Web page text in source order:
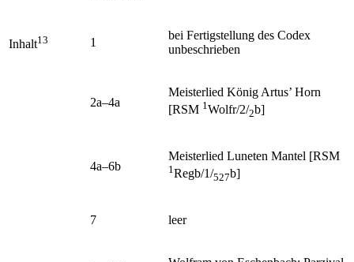
Inhalt13 1
bei Fertigstellung des Codex
unbeschrieben
2a–4a
Meisterlied König Artus’ Horn
[RSM 1 Wolfr/2/2b]
4a–6b
Meisterlied Luneten Mantel [RSM
1 Regb/1/527b]
7 leer